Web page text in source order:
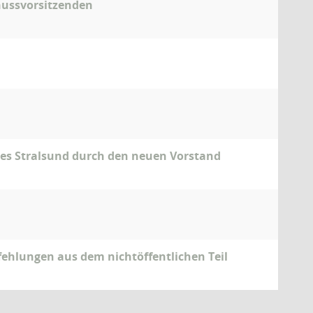
Stralsund durch den neuen Vorstand
aus dem nichtöffentlichen Teil